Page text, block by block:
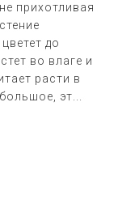
прихотливая
до
во влаге и
расти в
эт...